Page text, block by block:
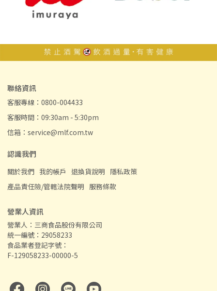
聯絡資訊
客服專線：0800-004433
客服時間：09:30am - 5:30pm
信箱：service@mlf.com.tw
認識我們
關於我們 我的帳戶 退換貨說明 隱私政策
產品責任險/管轄法院聲明 服務條款
營業人資訊
營業人：三商食品股份有限公司
統一編號：29058233
食品業者登記字號：
F-129058233-00000-5